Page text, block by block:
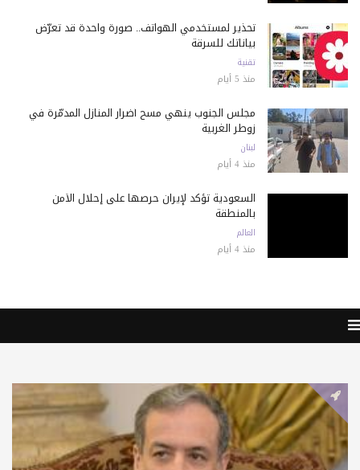
تحذير لمستخدمي الهواتف.. صورة واحدة قد تعرّض
بياناتك للسرقة
تقنية
منذ 5 أيام
مجلس الجنوب ينهي مسح أضرار المنازل المدمّرة في
زوطر الغربية
لبنان
منذ 4 أيام
السعودية تؤكد لإيران حرصها على إحلال الأمن
بالمنطقة
العالم
منذ 4 أيام